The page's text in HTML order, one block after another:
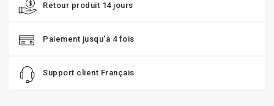
Retour produit 14 jours
Paiement jusqu'à 4 fois
Support client Français